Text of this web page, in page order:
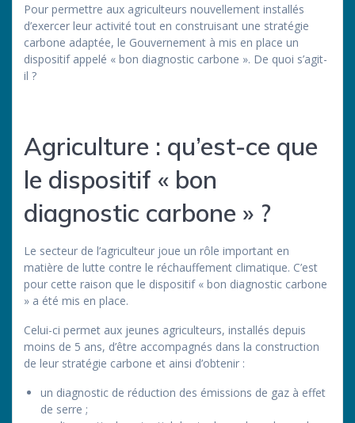
Pour permettre aux agriculteurs nouvellement installés
d’exercer leur activité tout en construisant une stratégie
carbone adaptée, le Gouvernement à mis en place un
dispositif appelé « bon diagnostic carbone ». De quoi s’agit-
il ?
Agriculture : qu’est-ce que
le dispositif « bon
diagnostic carbone » ?
Le secteur de l’agriculteur joue un rôle important en
matière de lutte contre le réchauffement climatique. C’est
pour cette raison que le dispositif « bon diagnostic carbone
» a été mis en place.
Celui-ci permet aux jeunes agriculteurs, installés depuis
moins de 5 ans, d’être accompagnés dans la construction
de leur stratégie carbone et ainsi d’obtenir :
un diagnostic de réduction des émissions de gaz à effet
de serre ;